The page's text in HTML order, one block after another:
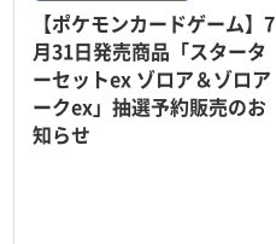
【ポケモンカードゲーム】7
月31日発売商品「スタータ
ーセットex ゾロア＆ゾロア
ークex」抽選予約販売のお
知らせ